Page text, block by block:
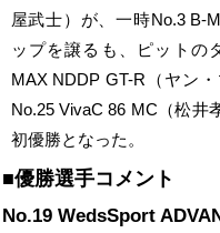
屋武士）が、一時No.3 B-
ップを譲るも、ピットの
MAX NDDP GT-R（ヤン
No.25 VivaC 86 MC（松井
初優勝となった。
■優勝選手コメント
No.19 WedsSport